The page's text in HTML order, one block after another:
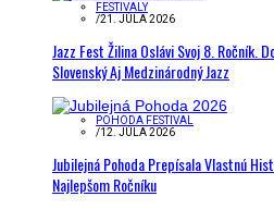
FESTIVALY
/21. JÚLA 2026
Jazz Fest Žilina Oslávi Svoj 8. Ročník.
Slovenský Aj Medzinárodný Jazz
POHODA FESTIVAL
/12. JÚLA 2026
Jubilejná Pohoda Prepísala Vlastnú
Najlepšom Ročníku